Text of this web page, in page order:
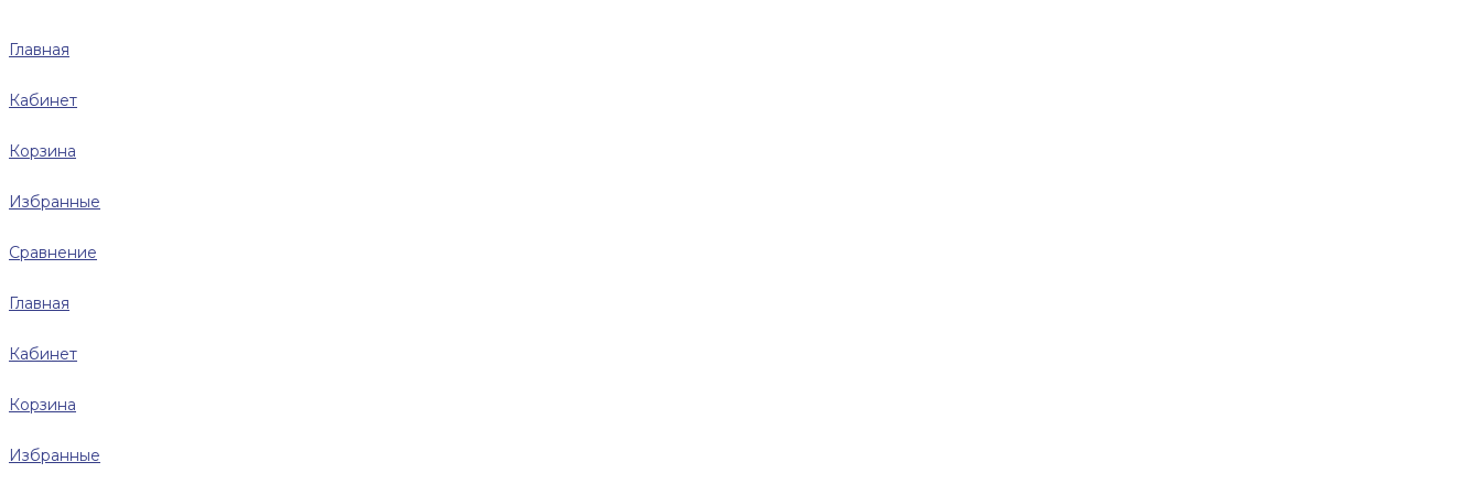
Главная
Кабинет
Корзина
Избранные
Сравнение
Главная
Кабинет
Корзина
Избранные